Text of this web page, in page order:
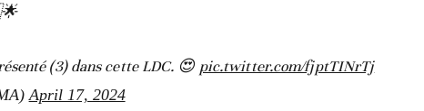
(3) dans cette LDC. 😍 pic.twitter.com/fjptTINrTj
April 17, 2024